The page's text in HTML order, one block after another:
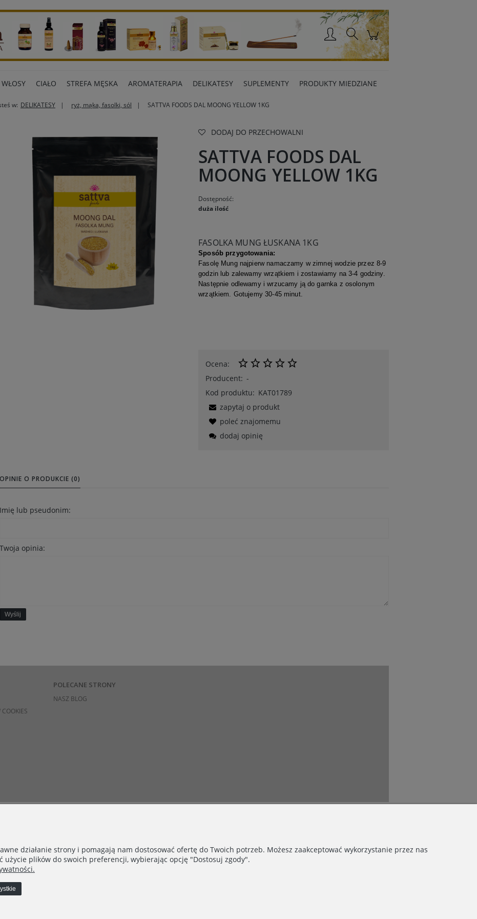
WŁOSY CIAŁO STREFA MĘSKA AROMATERAPIA DELIKATESY SUPLEMENTY PRODUKTY MIEDZIANE
w: DELIKATESY ryż, mąka, fasolki, sól SATTVA FOODS DAL MOONG YELLOW 1KG
DODAJ DO PRZECHOWALNI
SATTVA FOODS DAL
MOONG YELLOW 1KG
Dostępność:
duża ilość
FASOLKA MUNG ŁUSKANA 1KG
Sposób przygotowania:
Fasolę Mung najpierw namaczamy w zimnej wodzie przez 8-9
godzin lub zalewamy wrzątkiem i zostawiamy na 3-4 godziny.
Następnie odlewamy i wrzucamy ją do garnka z osolonym
wrzątkiem. Gotujemy 30-45 minut.
Ocena:
Producent: -
Kod produktu: KAT01789
zapytaj o produkt
poleć znajomemu
dodaj opinię
OPINIE O PRODUKCIE (0)
Imię lub pseudonim:
Twoja opinia:
Wyślij
POLECANE STRONY
NASZ BLOG
działanie strony i pomagają nam dostosować ofertę do Twoich potrzeb. Możesz zaakceptować wykorzystanie przez nas
plików do swoich preferencji, wybierając opcję "Dostosuj zgody".